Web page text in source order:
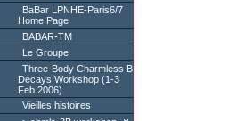
BaBar LPNHE-Paris6/7
Home Page
BABAR-TM
Le Groupe
Three-Body Charmless B
Decays Workshop (1-3
Feb 2006)
Vieilles histoires